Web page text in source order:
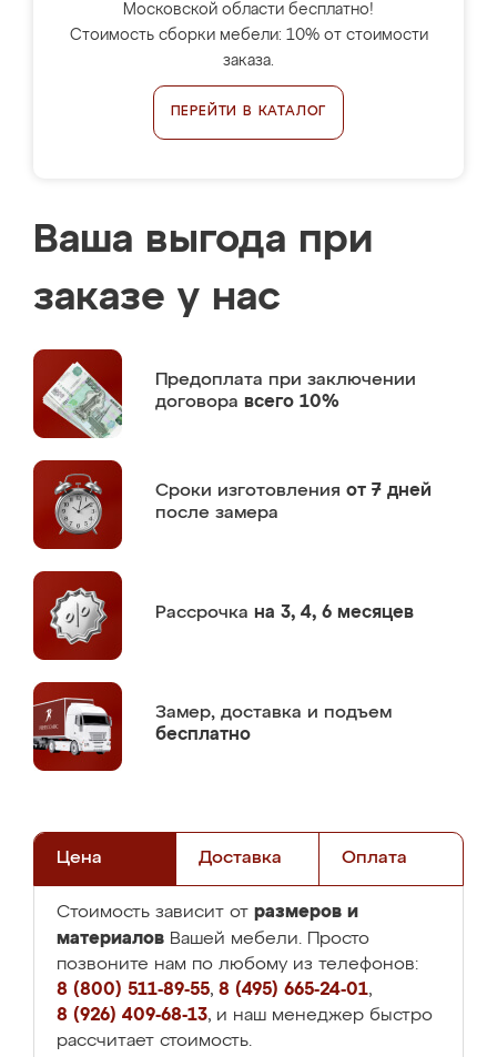
Московской области бесплатно!
Стоимость сборки мебели: 10% от стоимости
заказа.
ПЕРЕЙТИ В КАТАЛОГ
Ваша выгода при
заказе у нас
Предоплата при заключении
договора всего 10%
Сроки изготовления от 7 дней
после замера
Рассрочка на 3, 4, 6 месяцев
Замер, доставка и подъем
бесплатно
Цена Доставка Оплата
Стоимость зависит от размеров и
материалов Вашей мебели. Просто
позвоните нам по любому из телефонов:
8 (800) 511-89-55, 8 (495) 665-24-01,
8 (926) 409-68-13, и наш менеджер быстро
рассчитает стоимость.